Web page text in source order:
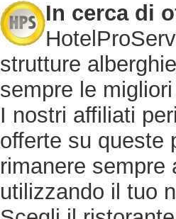
In cerca di
strutture
sempre le
I nostri affiliati
offerte su queste
rimanere sempre
utilizzando il tuo